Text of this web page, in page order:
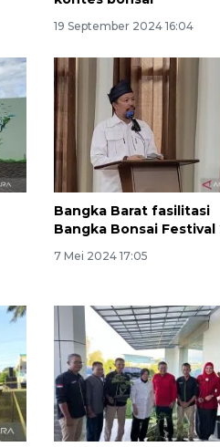
19 September 2024 16:04
Bangka Barat fasilitasi
Bangka Bonsai Festival
7 Mei 2024 17:05